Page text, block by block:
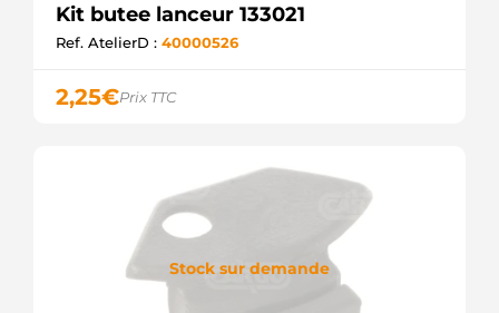
Kit butee lanceur 133021
Ref. AtelierD : 40000526
2,25€Prix TTC
Stock sur demande